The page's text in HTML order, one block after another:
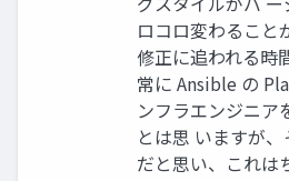
ロコロ変わること
修正に追われる時
常に Ansible の
ンフラエンジニア
とは思 いますが
だと思い、これは